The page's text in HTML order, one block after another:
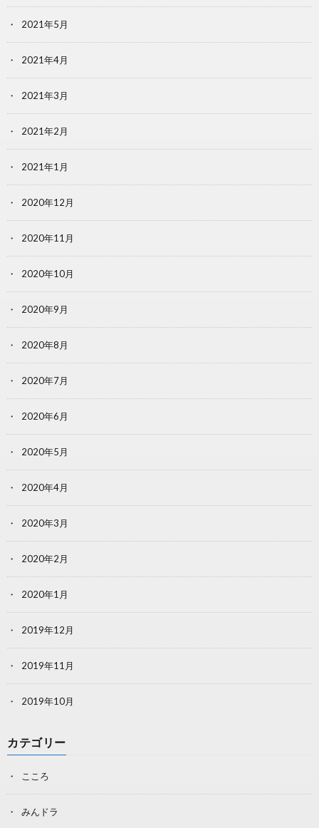
2021年5月
2021年4月
2021年3月
2021年2月
2021年1月
2020年12月
2020年11月
2020年10月
2020年9月
2020年8月
2020年7月
2020年6月
2020年5月
2020年4月
2020年3月
2020年2月
2020年1月
2019年12月
2019年11月
2019年10月
カテゴリー
こころ
みんドラ